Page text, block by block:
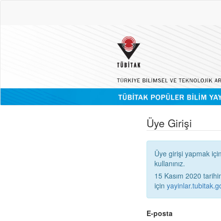
Üye Girişi
Üye girişi yapmak için
kullanınız.
15 Kasım 2020
için
E-posta